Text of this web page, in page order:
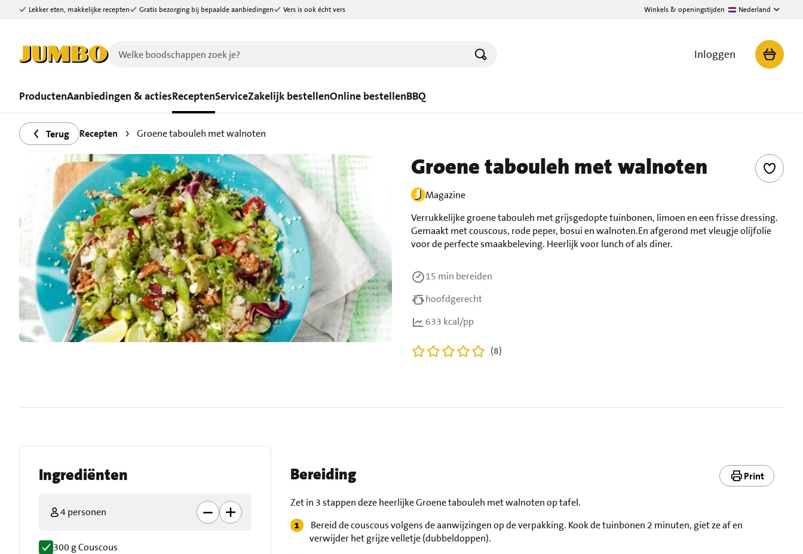
Ga naar zoeken
Ga naar hoofdinhoud
Lekker eten, makkelijke recepten Gratis bezorging bij bepaalde aanbiedingen Vers is ook écht vers Winkels & openingstijden Nederland
Inloggen
ProductenAanbiedingen & actiesReceptenServiceZakelijk bestellenOnline bestellenBBQ
Terug Recepten Groene tabouleh met walnoten
Groene tabouleh met walnoten
Magazine
Verrukkelijke groene tabouleh met grijsgedopte tuinbonen, limoen en een frisse dressing.
Gemaakt met couscous, rode peper, bosui en walnoten.En afgerond met vleugje olijfolie
voor de perfecte smaakbeleving. Heerlijk voor lunch of als diner.
15 min bereiden
hoofdgerecht
633 kcal/pp
(8)
Ingrediënten
4 personen
300 g Couscous
Bereiding Print
Zet in 3 stappen deze heerlijke Groene tabouleh met walnoten op tafel.
Bereid de couscous volgens de aanwijzingen op de verpakking. Kook de tuinbonen 2 minuten, giet ze af en
verwijder het grijze velletje (dubbeldoppen).